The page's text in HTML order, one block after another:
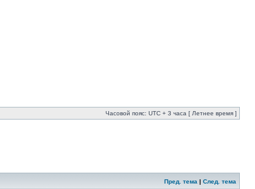
Часовой пояс: UTC + 3 часа [ Летнее время ]
Пред. тема | След. тема